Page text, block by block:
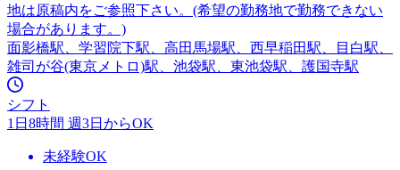
地は原稿内をご参照下さい。(希望の勤務地で勤務できない
場合があります。)
面影橋駅、学習院下駅、高田馬場駅、西早稲田駅、目白駅、
雑司が谷(東京メトロ)駅、池袋駅、東池袋駅、護国寺駅
シフト
1日8時間 週3日からOK
未経験OK